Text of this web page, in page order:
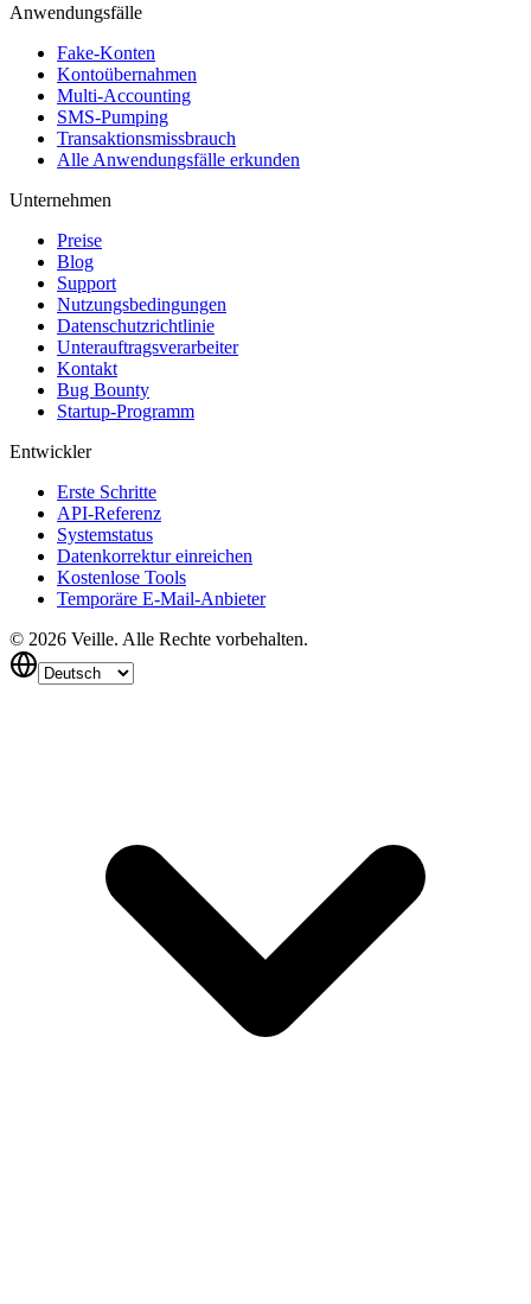
Anwendungsfälle
Fake-Konten
Kontoübernahmen
Multi-Accounting
SMS-Pumping
Transaktionsmissbrauch
Alle Anwendungsfälle erkunden
Unternehmen
Preise
Blog
Support
Nutzungsbedingungen
Datenschutzrichtlinie
Unterauftragsverarbeiter
Kontakt
Bug Bounty
Startup-Programm
Entwickler
Erste Schritte
API-Referenz
Systemstatus
Datenkorrektur einreichen
Kostenlose Tools
Temporäre E-Mail-Anbieter
© 2026 Veille. Alle Rechte vorbehalten.